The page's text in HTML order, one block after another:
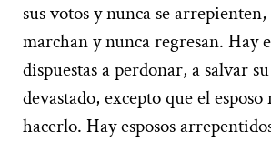
sus votos y nunca se arrepienten,
marchan y nunca regresan. Hay
dispuestas a perdonar, a salvar
devastado, excepto que el
hacerlo. Hay esposos